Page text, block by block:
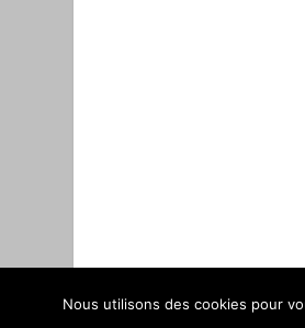
Nous utilisons des cookies pour